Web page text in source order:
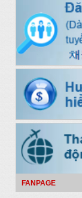
FANPAGE